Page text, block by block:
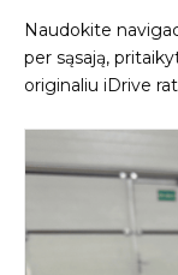
Naudokite
per sąsają,
originaliu iDrive